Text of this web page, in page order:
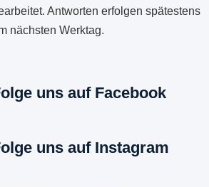
Antworten erfolgen spätestens
nächsten Werktag.
uns auf Facebook
uns auf Instagram